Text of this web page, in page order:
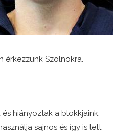
érkezzünk Szolnokra.
hiányoztak a blokkjaink.
sajnos és így is lett.